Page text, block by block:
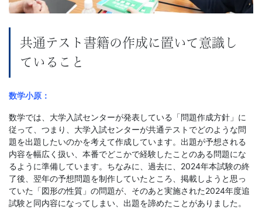
共通テスト書籍の作成に置いて意識し
ていること
数学小原：
数学では、大学入試センターが発表している「問題作成方針」に
従って、つまり、大学入試センターが共通テストでどのような問
題を出題したいのかを考えて作成しています。出題が予想される
内容を幅広く扱い、本番でどこかで経験したことのある問題にな
るように準備しています。ちなみに、過去に、2024年本試験の終
了後、翌年の予想問題を制作していたところ、掲載しようと思っ
ていた「図形の性質」の問題が、そのあと実施された2024年度追
試験と同内容になってしまい、出題を諦めたことがありました。